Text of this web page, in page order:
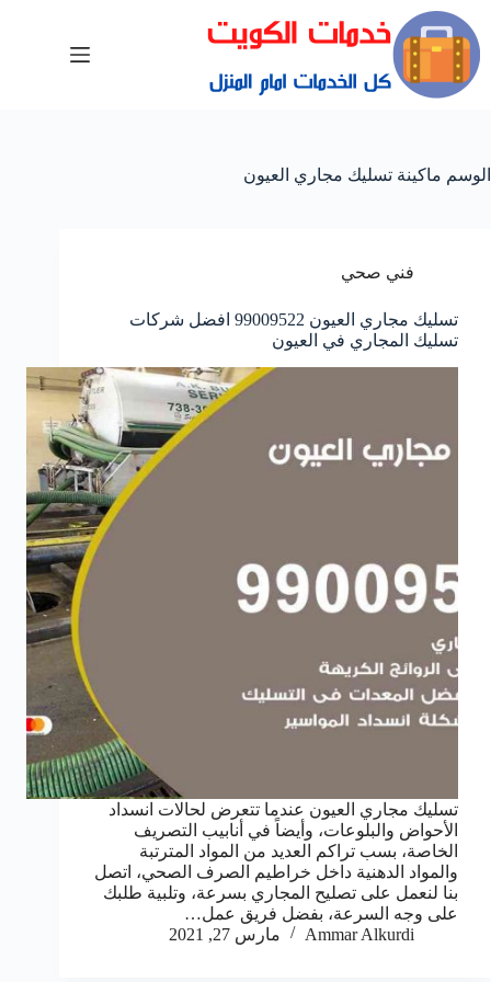
الوسم ماكينة تسليك مجاري العيون
فني صحي
تسليك مجاري العيون 99009522 افضل شركات
تسليك المجاري في العيون
تسليك مجاري العيون عندما تتعرض لحالات انسداد
الأحواض والبلوعات، وأيضاً في أنابيب التصريف
الخاصة، بسب تراكم العديد من المواد المترتبة
والمواد الدهنية داخل خراطيم الصرف الصحي، اتصل
بنا لنعمل على تصليح المجاري بسرعة، وتلبية طلبك
على وجه السرعة، بفضل فريق عمل…
Ammar Alkurdi
مارس 27, 2021